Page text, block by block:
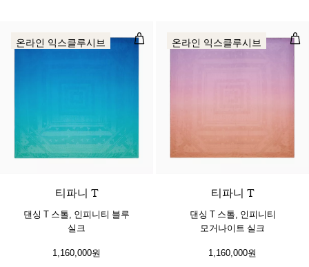
댄싱 T 스톨, 인피니티 블루 실크
3 색상
온라인 익스클루시브
티파니 T
댄싱 T 스톨, 인피니티 블루
실크
1,160,000원
댄
온라인 익스클루시브
티파니 T
댄싱 T 스톨, 인피니티
모거나이트 실크
1,160,000원